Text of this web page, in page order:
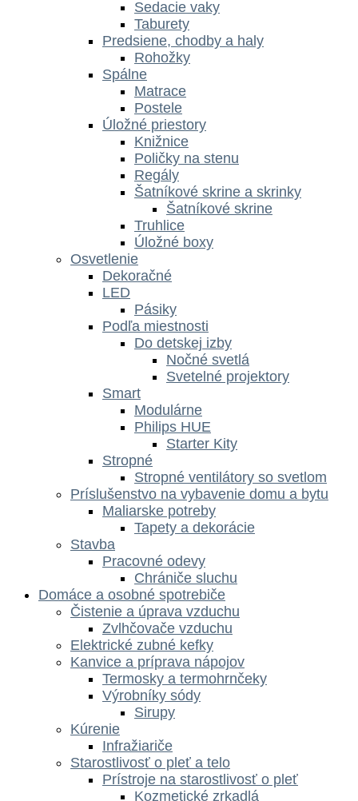
Sedacie vaky
Taburety
Predsiene, chodby a haly
Rohožky
Spálne
Matrace
Postele
Úložné priestory
Knižnice
Poličky na stenu
Regály
Šatníkové skrine a skrinky
Šatníkové skrine
Truhlice
Úložné boxy
Osvetlenie
Dekoračné
LED
Pásiky
Podľa miestnosti
Do detskej izby
Nočné svetlá
Svetelné projektory
Smart
Modulárne
Philips HUE
Starter Kity
Stropné
Stropné ventilátory so svetlom
Príslušenstvo na vybavenie domu a bytu
Maliarske potreby
Tapety a dekorácie
Stavba
Pracovné odevy
Chrániče sluchu
Domáce a osobné spotrebiče
Čistenie a úprava vzduchu
Zvlhčovače vzduchu
Elektrické zubné kefky
Kanvice a príprava nápojov
Termosky a termohrnčeky
Výrobníky sódy
Sirupy
Kúrenie
Infražiariče
Starostlivosť o pleť a telo
Prístroje na starostlivosť o pleť
Kozmetické zrkadlá